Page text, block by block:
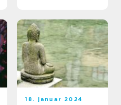
18. januar 2024